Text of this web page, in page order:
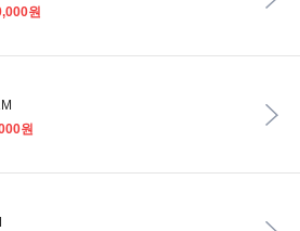
원
원